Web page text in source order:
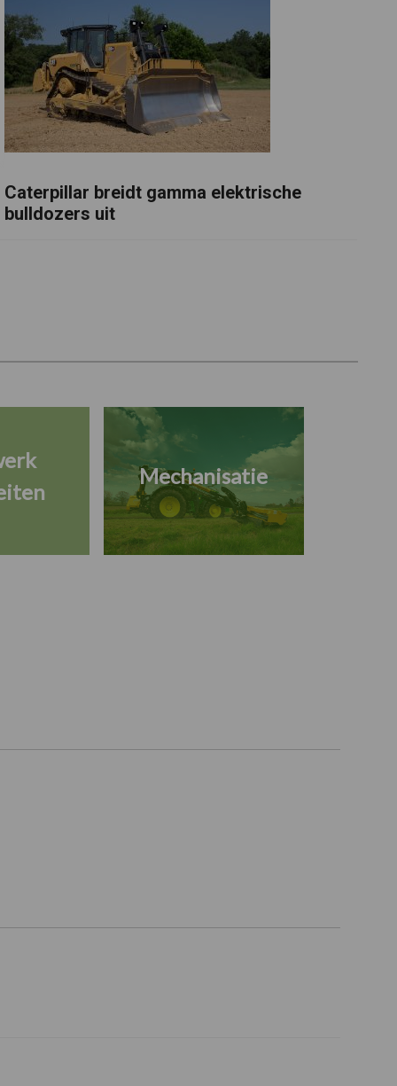
Caterpillar breidt gamma elektrische
bulldozers uit
Mechanisatie